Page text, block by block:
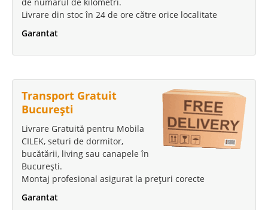
Livrare din stoc în 24 de ore către orice localitate
Garantat
Transport Gratuit
București
Livrare Gratuită pentru Mobila
CILEK, seturi de dormitor,
bucătării, living sau canapele în
București.
Montaj profesional asigurat la prețuri corecte
Garantat